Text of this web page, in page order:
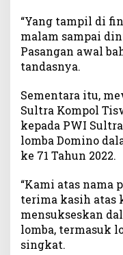
“Yang tampil di
malam sampai
Pasangan awal
tandasnya.
Sementara itu,
Sultra Kompol
kepada PWI
lomba Domino
ke 71 Tahun 2022.
“Kami atas nama
terima kasih atas
mensukseskan
lomba, termasuk
singkat.